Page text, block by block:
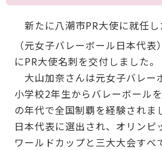
新たに八潮市PR大使に就任し
（元女子バレーボール日本代
にPR大使名刺を交付しました。
大山加奈さんは元女子バレー
小学校2年生からバレーボール
の年代で全国制覇を経験されま
日本代表に選出され、オリンピ
ワールドカップと三大大会すべ